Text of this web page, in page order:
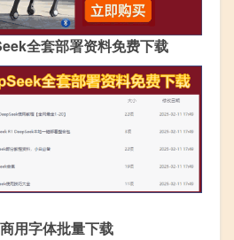
全套部署资料免费下载
用字体批量下载